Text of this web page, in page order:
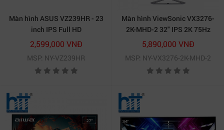
Màn hình ASUS VZ239HR - 23
inch IPS Full HD
2,599,000 VNĐ
MSP: NY-VZ239HR
Màn hình ViewSonic VX3276-
2K-MHD-2 32" IPS 2K 75Hz
HDR10
5,890,000 VNĐ
MSP: NY-VX3276-2K-MHD-2